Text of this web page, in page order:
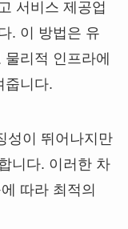
서비스 제공업
. 이 방법은 유
리적 인프라에
줍니다.
성이 뛰어나지만
니다. 이러한 차
따라 최적의